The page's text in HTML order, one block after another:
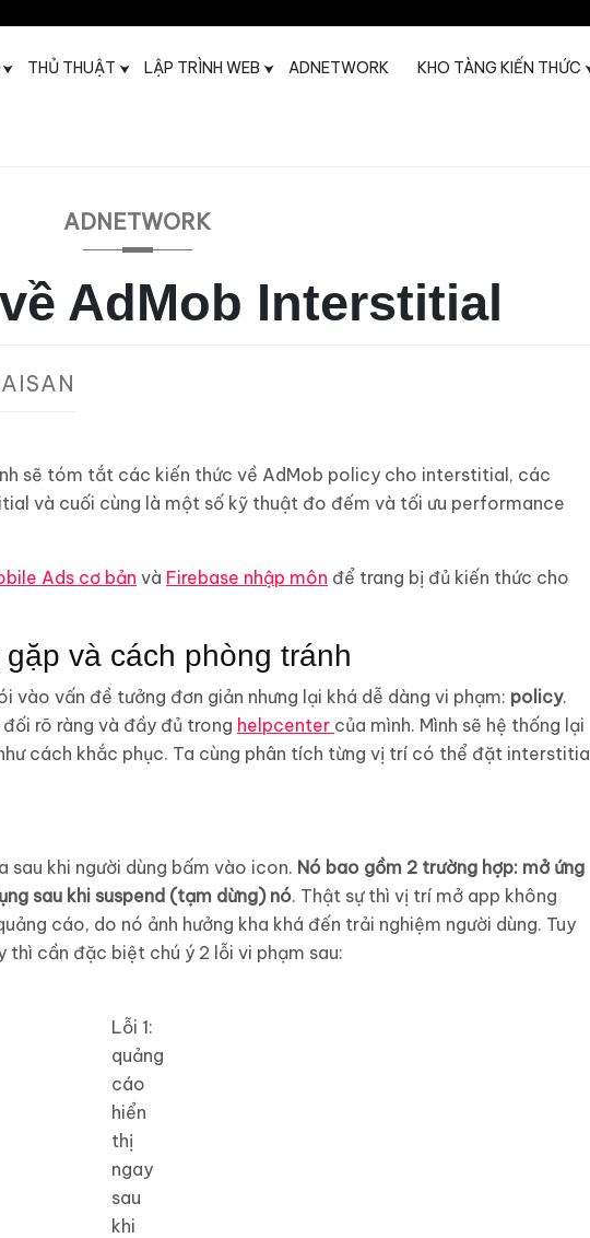
THỦ THUẬT LẬP TRÌNH WEB ADNETWORK KHO TÀNG KIẾN THỨC
ADNETWORK
AdMob Interstitial
sẽ tóm tắt các kiến thức về AdMob policy cho interstitial, các
và cuối cùng là một số kỹ thuật đo đếm và tối ưu performance
Ads cơ bản và Firebase nhập môn để trang bị đủ kiến thức cho
và cách phòng tránh
vào vấn đề tưởng đơn giản nhưng lại khá dễ dàng vi phạm: policy.
rõ ràng và đầy đủ trong helpcenter của mình. Mình sẽ hệ thống lại
cách khắc phục. Ta cùng phân tích từng vị trí có thể đặt interstitial
sau khi người dùng bấm vào icon. Nó bao gồm 2 trường hợp: mở ứng
sau khi suspend (tạm dừng) nó. Thật sự thì vị trí mở app không
cáo, do nó ảnh hưởng kha khá đến trải nghiệm người dùng. Tuy
thì cần đặc biệt chú ý 2 lỗi vi phạm sau:
Lỗi 1:
quảng
cáo
hiển
thị
ngay
sau
khi